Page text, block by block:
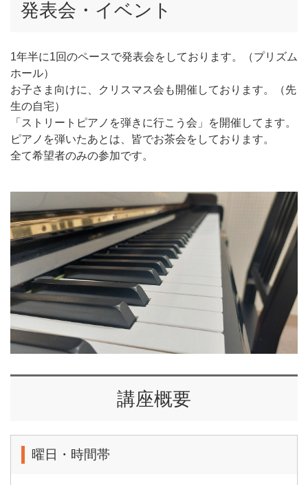
発表会・イベント
1年半に1回のペースで発表会をしております。（プリズム
ホール）
お子さま向けに、クリスマス会も開催しております。（先
生の自宅）
「ストリートピアノを弾きに行こう会」を開催してます。
ピアノを弾いたあとは、皆でお茶会をしております。
全て希望者のみの参加です。
講座概要
曜日・時間帯